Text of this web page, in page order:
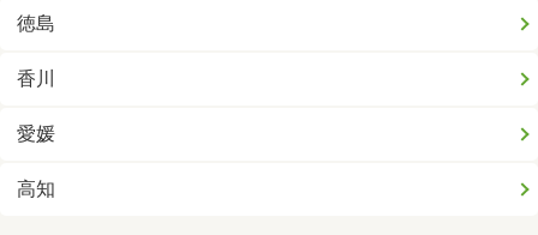
徳島
香川
愛媛
高知